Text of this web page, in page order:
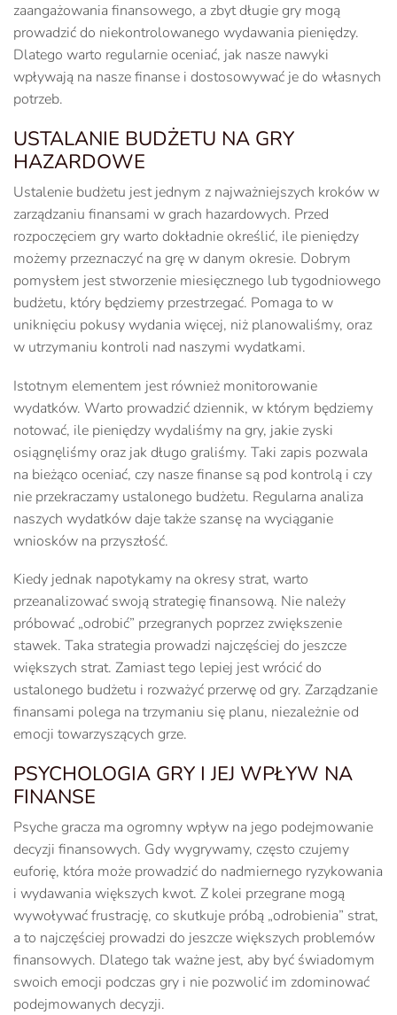
zaangażowania finansowego, a zbyt długie gry mogą
prowadzić do niekontrolowanego wydawania pieniędzy.
Dlatego warto regularnie oceniać, jak nasze nawyki
wpływają na nasze finanse i dostosowywać je do własnych
potrzeb.
USTALANIE BUDŻETU NA GRY
HAZARDOWE
Ustalenie budżetu jest jednym z najważniejszych kroków w
zarządzaniu finansami w grach hazardowych. Przed
rozpoczęciem gry warto dokładnie określić, ile pieniędzy
możemy przeznaczyć na grę w danym okresie. Dobrym
pomysłem jest stworzenie miesięcznego lub tygodniowego
budżetu, który będziemy przestrzegać. Pomaga to w
uniknięciu pokusy wydania więcej, niż planowaliśmy, oraz
w utrzymaniu kontroli nad naszymi wydatkami.
Istotnym elementem jest również monitorowanie
wydatków. Warto prowadzić dziennik, w którym będziemy
notować, ile pieniędzy wydaliśmy na gry, jakie zyski
osiągnęliśmy oraz jak długo graliśmy. Taki zapis pozwala
na bieżąco oceniać, czy nasze finanse są pod kontrolą i czy
nie przekraczamy ustalonego budżetu. Regularna analiza
naszych wydatków daje także szansę na wyciąganie
wniosków na przyszłość.
Kiedy jednak napotykamy na okresy strat, warto
przeanalizować swoją strategię finansową. Nie należy
próbować „odrobić” przegranych poprzez zwiększenie
stawek. Taka strategia prowadzi najczęściej do jeszcze
większych strat. Zamiast tego lepiej jest wrócić do
ustalonego budżetu i rozważyć przerwę od gry. Zarządzanie
finansami polega na trzymaniu się planu, niezależnie od
emocji towarzyszących grze.
PSYCHOLOGIA GRY I JEJ WPŁYW NA
FINANSE
Psyche gracza ma ogromny wpływ na jego podejmowanie
decyzji finansowych. Gdy wygrywamy, często czujemy
euforię, która może prowadzić do nadmiernego ryzykowania
i wydawania większych kwot. Z kolei przegrane mogą
wywoływać frustrację, co skutkuje próbą „odrobienia” strat,
a to najczęściej prowadzi do jeszcze większych problemów
finansowych. Dlatego tak ważne jest, aby być świadomym
swoich emocji podczas gry i nie pozwolić im zdominować
podejmowanych decyzji.